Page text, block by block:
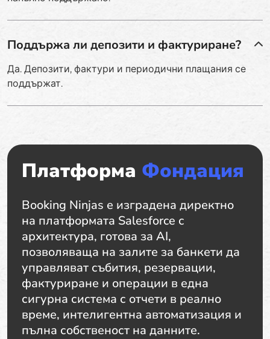
Поддържа ли депозити и фактуриране?
Да. Депозити, фактури и периодични плащания се
поддържат.
Платформа Фондация
Booking Ninjas е изградена директно
на платформата Salesforce с
архитектура, готова за AI,
позволяваща на залите за банкети да
управляват събития, резервации,
фактуриране и операции в една
сигурна система с отчети в реално
време, интелигентна автоматизация и
пълна собственост на данните.